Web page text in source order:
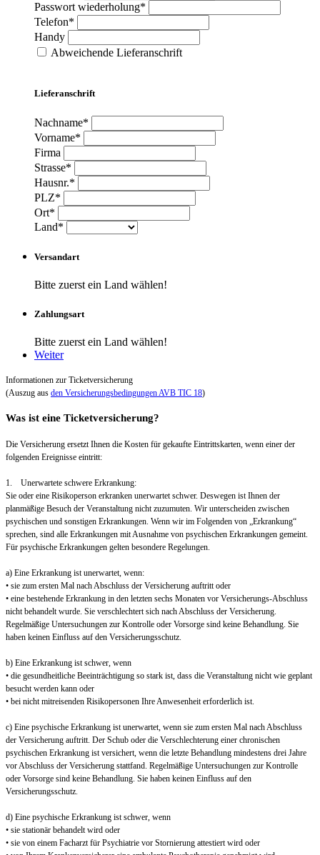
Passwort wiederholung*
Telefon*
Handy
Abweichende Lieferanschrift
Lieferanschrift
Nachname*
Vorname*
Firma
Strasse*
Hausnr.*
PLZ*
Ort*
Land*
Versandart
Bitte zuerst ein Land wählen!
Zahlungsart
Bitte zuerst ein Land wählen!
Weiter
Informationen zur Ticketversicherung
(Auszug aus den Versicherungsbedingungen AVB TIC 18)
Was ist eine Ticketversicherung?
Die Versicherung ersetzt Ihnen die Kosten für gekaufte Eintrittskarten, wenn einer der
folgenden Ereignisse eintritt:
1. Unerwartete schwere Erkrankung:
Sie oder eine Risikoperson erkranken unerwartet schwer. Deswegen ist Ihnen der
planmäßige Besuch der Veranstaltung nicht zuzumuten. Wir unterscheiden zwischen
psychischen und sonstigen Erkrankungen. Wenn wir im Folgenden von „Erkrankung“
sprechen, sind alle Erkrankungen mit Ausnahme von psychischen Erkrankungen gemeint.
Für psychische Erkrankungen gelten besondere Regelungen.
a) Eine Erkrankung ist unerwartet, wenn:
• sie zum ersten Mal nach Abschluss der Versicherung auftritt oder
• eine bestehende Erkrankung in den letzten sechs Monaten vor Versicherungs-Abschluss
nicht behandelt wurde. Sie verschlechtert sich nach Abschluss der Versicherung.
Regelmäßige Untersuchungen zur Kontrolle oder Vorsorge sind keine Behandlung. Sie
haben keinen Einfluss auf den Versicherungsschutz.
b) Eine Erkrankung ist schwer, wenn
• die gesundheitliche Beeinträchtigung so stark ist, dass die Veranstaltung nicht wie geplant
besucht werden kann oder
• bei nicht mitreisenden Risikopersonen Ihre Anwesenheit erforderlich ist.
c) Eine psychische Erkrankung ist unerwartet, wenn sie zum ersten Mal nach Abschluss
der Versicherung auftritt. Der Schub oder die Verschlechterung einer chronischen
psychischen Erkrankung ist versichert, wenn die letzte Behandlung mindestens drei Jahre
vor Abschluss der Versicherung stattfand. Regelmäßige Untersuchungen zur Kontrolle
oder Vorsorge sind keine Behandlung. Sie haben keinen Einfluss auf den
Versicherungsschutz.
d) Eine psychische Erkrankung ist schwer, wenn
• sie stationär behandelt wird oder
• sie von einem Facharzt für Psychiatrie vor Stornierung attestiert wird oder